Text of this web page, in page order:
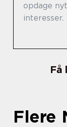
opdage
interesser.
Få
Flere